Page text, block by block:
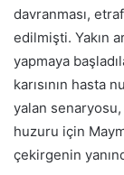
davranması,
edilmişti. Yakın
yapmaya
karısının hasta
yalan
huzuru için
çekirgenin